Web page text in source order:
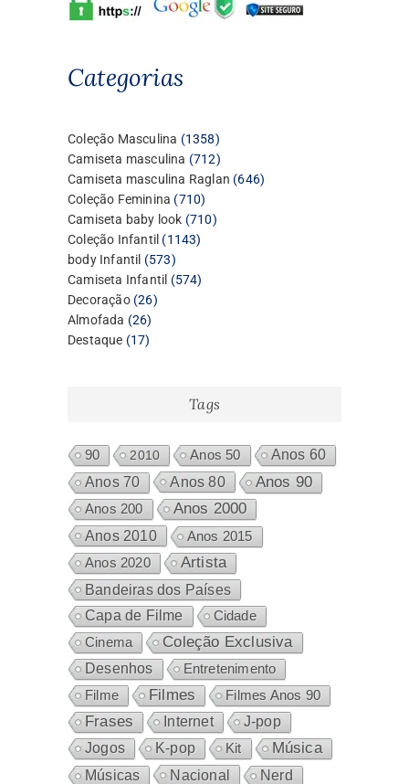
Categorias
Coleção Masculina 13581358
produtos
Camiseta masculina 712712
produtos
Camiseta masculina Raglan 646646
Coleção Feminina 710710
produtos
Camiseta baby look 710710
Coleção Infantil 11431143
body Infantil 573573
produtos
Camiseta Infantil 574574
Decoração 2626
Almofada 2626
produtos
Destaque 1717
Tags
90 2010 Anos 50
Anos 60
Anos 70
Anos 80 Anos 90
Anos 200 Anos 2000
Anos 2010 Anos 2015
Anos 2020 Artista
Bandeiras dos Países
Capa de Filme
Cidade
Cinema
Coleção Exclusiva
Desenhos
Entretenimento
Filme
Filmes Filmes Anos 90
Frases Internet
J-pop
Jogos
K-pop Kit Música
Músicas Nacional Nerd